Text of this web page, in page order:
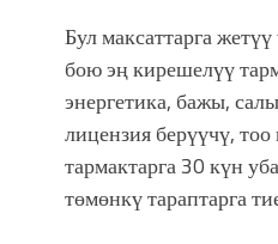
Бул максаттарга
бою эң кирешелүү
энергетика, бажы,
лицензия берүүчү,
тармактарга 30 күн
төмөнкү тараптарга